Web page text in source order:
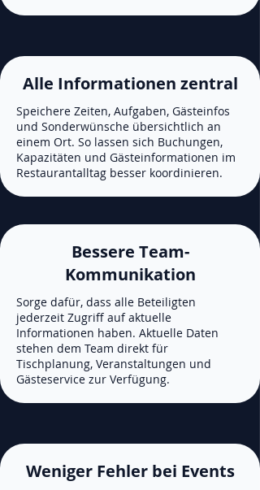
Alle Informationen zentral
Speichere Zeiten, Aufgaben, Gästeinfos
und Sonderwünsche übersichtlich an
einem Ort. So lassen sich Buchungen,
Kapazitäten und Gästeinformationen im
Restaurantalltag besser koordinieren.
Bessere Team-
Kommunikation
Sorge dafür, dass alle Beteiligten
jederzeit Zugriff auf aktuelle
Informationen haben. Aktuelle Daten
stehen dem Team direkt für
Tischplanung, Veranstaltungen und
Gästeservice zur Verfügung.
Weniger Fehler bei Events